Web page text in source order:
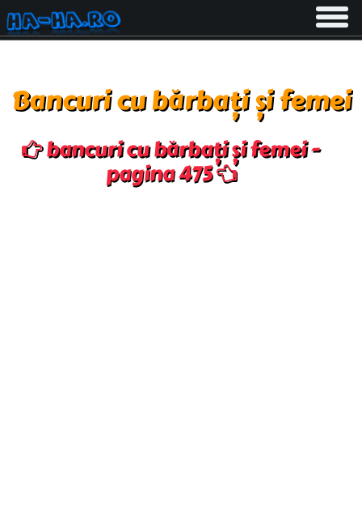
Toggle
Bancuri cu bărbați și femei
bancuri cu bărbați și femei -
pagina 475